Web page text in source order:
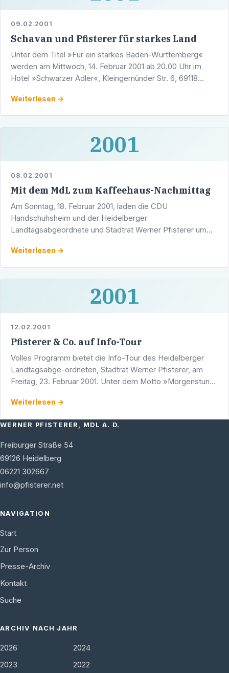
09.02.2001
Schavan und Pfisterer für starkes Land
Unter dem Titel »Für ein starkes Baden-Württemberg«
werden am Mittwoch, 14. Februar 2001 ab 20.00 Uhr im
Hotel »Schwarzer Adler«, Kleingemünder Str. 6, 69118
Württemberg, …
Weiterlesen →
2001
08.02.2001
Mit dem MdL zum Kaffeehaus-Nachmittag
Am Sonntag, 18. Februar 2001, laden die CDU
Handschuhsheim und der Heidelberger
Landtagsabgeordnete und Stadtrat Werner Pfisterer um
Kaffeehaus-Nachmittag ein.
Weiterlesen →
2001
12.02.2001
Pfisterer & Co. auf Info-Tour
Volles Programm bietet die Info-Tour des Heidelberger
Landtagsabge-ordneten, Stadtrat Werner Pfisterer, am
Freitag, 23. Februar 2001. Unter dem Motto »Morgenstund
Weiterlesen →
WERNER PFISTERER, MDL A. D.
Freiburger Straße 54
69126 Heidelberg
06221 302667
info@pfisterer.net
NAVIGATION
Start
Zur Person
Presse-Archiv
Kontakt
Suche
ARCHIV NACH JAHR
2026
2024
2023
2022